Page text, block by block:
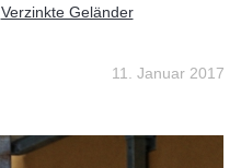
Verzinkte Geländer
11. Januar 2017